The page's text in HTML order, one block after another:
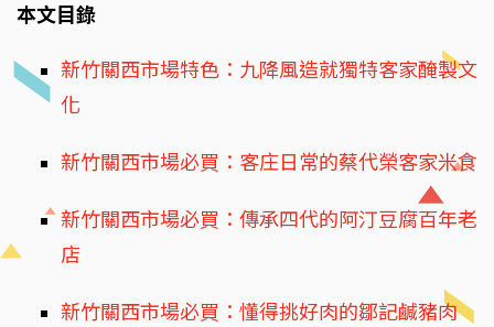
本文目錄
新竹關西市場特色：九降風造就獨特客家醃製文
化
新竹關西市場必買：客庄日常的蔡代榮客家米食
新竹關西市場必買：傳承四代的阿汀豆腐百年老
店
新竹關西市場必買：懂得挑好肉的鄒記鹹豬肉